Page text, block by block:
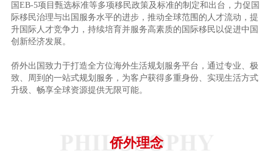
国EB-5项目甄选标准等多项移民政策及标准的制定和出台，力促国
际移民治理与出国服务水平的进步，推动全球范围的人才流动，提
升国际人才竞争力，持续培育并服务高素质的国际移民以促进中国
创新经济发展。
侨外出国致力于打造全方位海外生活规划服务平台，通过专业、极
致、周到的一站式规划服务，为客户获得多重身份、实现生活方式
升级、畅享全球资源提供无限可能。
侨外理念